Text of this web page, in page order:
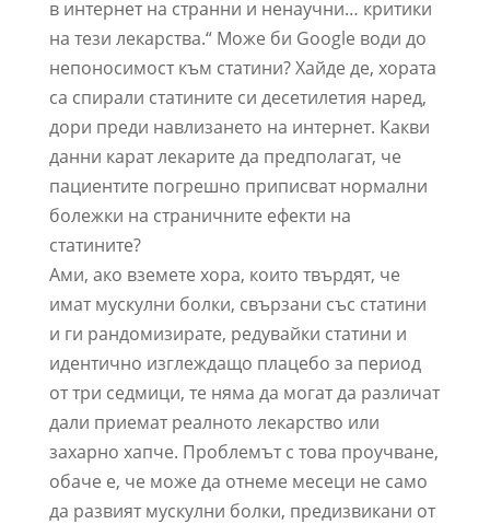
в интернет на странни и ненаучни… критики
на тези лекарства.“ Може би Google води до
непоносимост към статини? Хайде де, хората
са спирали статините си десетилетия наред,
дори преди навлизането на интернет. Какви
данни карат лекарите да предполагат, че
пациентите погрешно приписват нормални
болежки на страничните ефекти на
статините?
Ами, ако вземете хора, които твърдят, че
имат мускулни болки, свързани със статини
и ги рандомизирате, редувайки статини и
идентично изглеждащо плацебо за период
от три седмици, те няма да могат да различат
дали приемат реалното лекарство или
захарно хапче. Проблемът с това проучване,
обаче е, че може да отнеме месеци не само
да развият мускулни болки, предизвикани от